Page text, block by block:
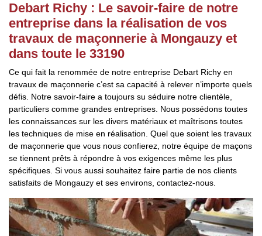
Debart Richy : Le savoir-faire de notre
entreprise dans la réalisation de vos
travaux de maçonnerie à Mongauzy et
dans toute le 33190
Ce qui fait la renommée de notre entreprise Debart Richy en
travaux de maçonnerie c’est sa capacité à relever n’importe quels
défis. Notre savoir-faire a toujours su séduire notre clientèle,
particuliers comme grandes entreprises. Nous possédons toutes
les connaissances sur les divers matériaux et maîtrisons toutes
les techniques de mise en réalisation. Quel que soient les travaux
de maçonnerie que vous nous confierez, notre équipe de maçons
se tiennent prêts à répondre à vos exigences même les plus
spécifiques. Si vous aussi souhaitez faire partie de nos clients
satisfaits de Mongauzy et ses environs, contactez-nous.